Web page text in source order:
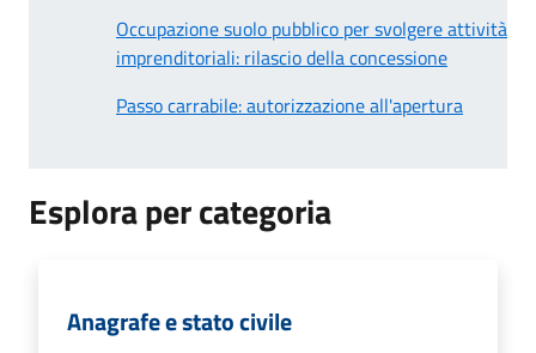
Occupazione suolo pubblico per svolgere attività
imprenditoriali: rilascio della concessione
Passo carrabile: autorizzazione all'apertura
Esplora per categoria
Anagrafe e stato civile